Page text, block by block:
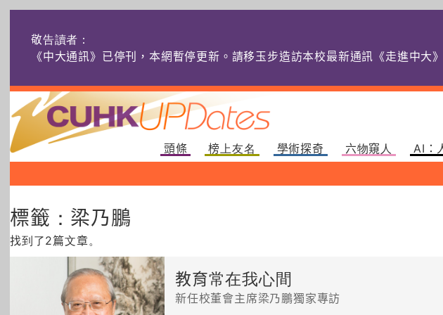
敬告讀者：
《中大通訊》已停刊，本網暫停更新。請移玉步造訪本校最新通訊《走進中大
頭條 榜上友名 學術探奇 六物窺人 AI：
標籤：梁乃鵬
找到了2篇文章。
教育常在我心間
新任校董會主席梁乃鵬獨家專訪